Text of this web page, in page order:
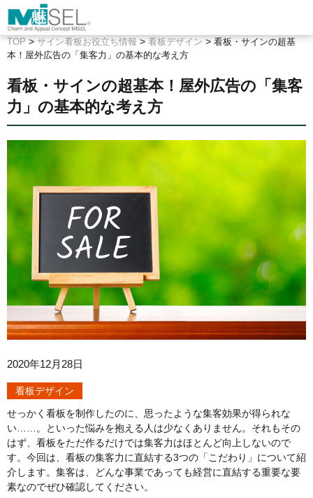
TOP>サイン看板お役立ち情報>看板デザイン>看板・サインの超基
本！屋外広告の「集客力」の基本的な考え方
看板・サインの超基本！屋外広告の「集客
力」の基本的な考え方
2020年12月28日
看板デザイン
せっかく看板を制作したのに、思ったような集客効果が得られな
い……。といった悩みを抱える人は少なくありません。それもその
はず、看板をただ作るだけでは集客力はほとんど向上しないので
す。今回は、看板の集客力に直結する3つの「こだわり」について紹
介します。集客は、どんな事業であっても経営に直結する重要な要
素なのでぜひ確認してください。